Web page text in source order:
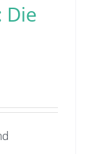
Die